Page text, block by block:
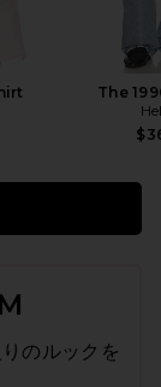
The
のルックを